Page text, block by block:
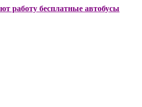
бесплатные автобусы